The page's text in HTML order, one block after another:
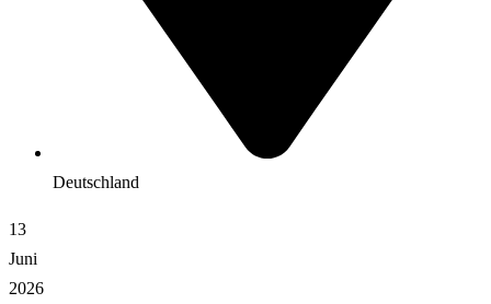
Deutschland
13
Juni
2026